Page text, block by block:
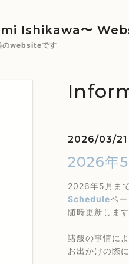
Ishikawa〜
のwebsiteです
2026/03/21
2026年
2026年5月ま
Scheduleペー
随時更新しま
諸般の事情に
お出かけの際